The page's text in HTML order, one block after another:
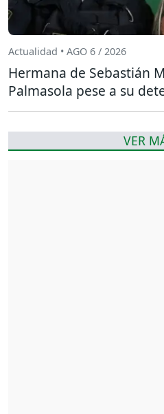
Actualidad • AGO 6 / 2026
Hermana de Sebastián
Palmasola pese a su
VER